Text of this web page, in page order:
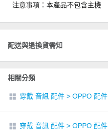
注意事項：本產品不包含主機
配送與退換貨需知
相關分類
穿戴 音訊 配件 > OPPO 配件
穿戴 音訊 配件 > OPPO 配件